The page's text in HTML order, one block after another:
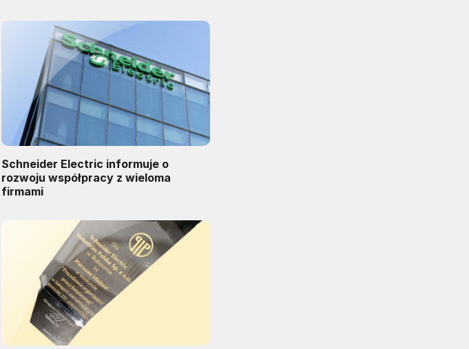
Schneider Electric informuje o
rozwoju współpracy z wieloma
firmami